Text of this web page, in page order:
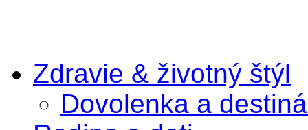
Zdravie & životný štýl
Dovolenka a